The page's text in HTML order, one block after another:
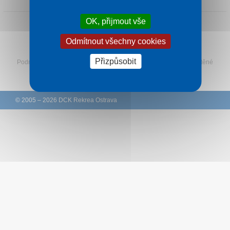
Sledujte Rekreu na Facebooku
Podmínky Ochrana osobních údajů zákazníků
Tištěné
© 2005 – 2026 DCK Rekrea Ostrava
OK, přijmout vše
Odmítnout všechny cookies
Přizpůsobit